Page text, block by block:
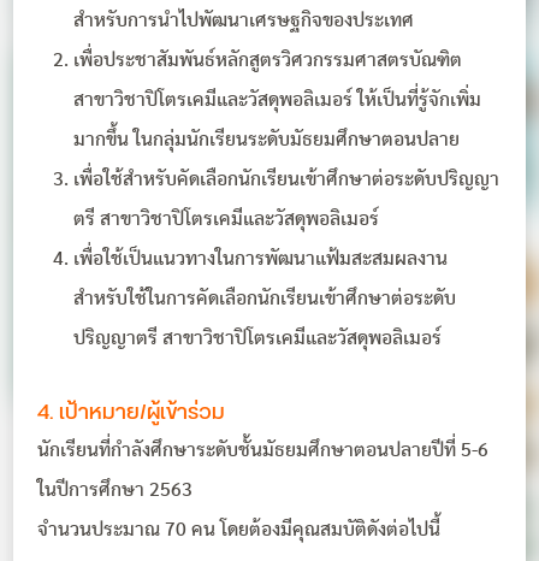
สำหรับการนำไปพัฒนาเศรษฐกิจของประเทศ
เพื่อประชาสัมพันธ์หลักสูตรวิศวกรรมศาสตรบัณฑิต
สาขาวิชาปิโตรเคมีและวัสดุพอลิเมอร์ ให้เป็นที่รู้จักเพิ่ม
มากขึ้น ในกลุ่มนักเรียนระดับมัธยมศึกษาตอนปลาย
เพื่อใช้สำหรับคัดเลือกนักเรียนเข้าศึกษาต่อระดับปริญญา
ตรี สาขาวิชาปิโตรเคมีและวัสดุพอลิเมอร์
เพื่อใช้เป็นแนวทางในการพัฒนาแฟ้มสะสมผลงาน
สำหรับใช้ในการคัดเลือกนักเรียนเข้าศึกษาต่อระดับ
ปริญญาตรี สาขาวิชาปิโตรเคมีและวัสดุพอลิเมอร์
4. เป้าหมาย/ผู้เข้าร่วม
นักเรียนที่กำลังศึกษาระดับชั้นมัธยมศึกษาตอนปลายปีที่ 5-6
ในปีการศึกษา 2563
จำนวนประมาณ 70 คน โดยต้องมีคุณสมบัติดังต่อไปนี้